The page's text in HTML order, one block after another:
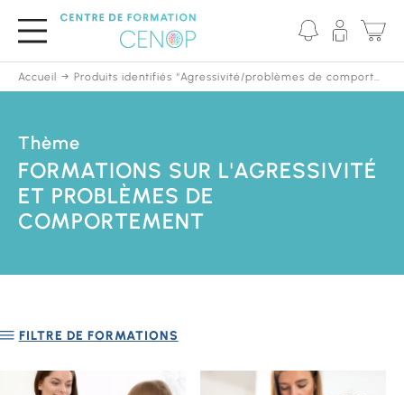
principal
Accueil Produits identifiés “Agressivité/problèmes de comportement”
Thème
FORMATIONS SUR L'AGRESSIVITÉ
ET PROBLÈMES DE
COMPORTEMENT
FILTRE DE FORMATIONS